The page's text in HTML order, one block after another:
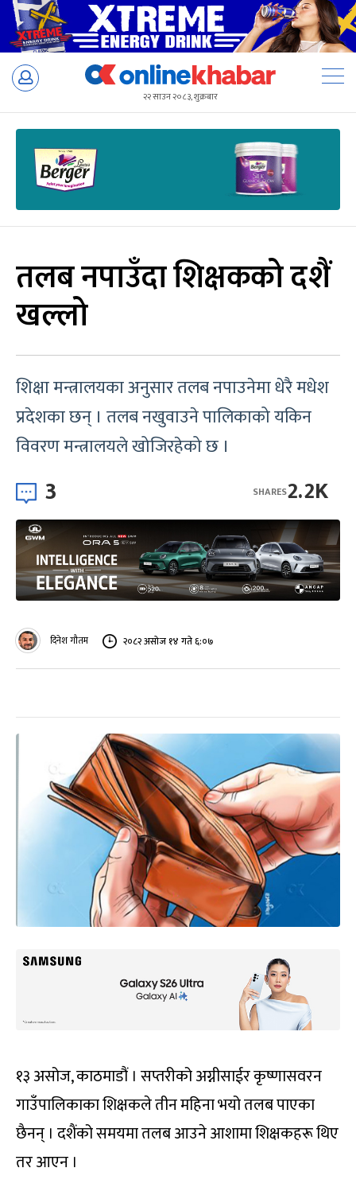
Skip
२२ साउन २०८३, शुक्रबार
तलब नपाउँदा शिक्षकको दशैं
खल्लो
शिक्षा मन्त्रालयका अनुसार तलब नपाउनेमा धेरै मधेश
प्रदेशका छन् । तलब नखुवाउने पालिकाको यकिन
विवरण मन्त्रालयले खोजिरहेको छ ।
3 2.2K
SHARES
दिनेश गौतम २०८२ असोज १४ गते ६:०७
१३ असोज, काठमाडौं । सप्तरीको अग्नीसाईर कृष्णासवरन
गाउँपालिकाका शिक्षकले तीन महिना भयो तलब पाएका
छैनन् । दशैंको समयमा तलब आउने आशामा शिक्षकहरू थिए
तर आएन ।